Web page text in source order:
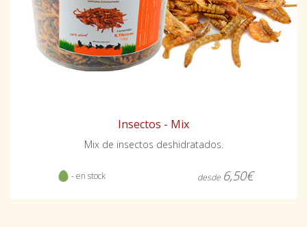
Insectos - Mix
Mix de insectos deshidratados.
- en stock desde 6,50€